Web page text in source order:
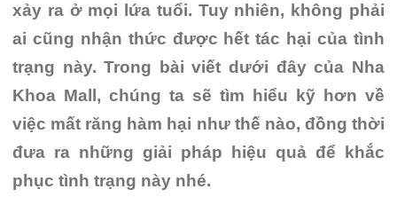
xảy ra ở mọi lứa tuổi. Tuy nhiên, không phải
ai cũng nhận thức được hết tác hại của tình
trạng này. Trong bài viết dưới đây của Nha
Khoa Mall, chúng ta sẽ tìm hiểu kỹ hơn về
việc mất răng hàm hại như thế nào, đồng thời
đưa ra những giải pháp hiệu quả để khắc
phục tình trạng này nhé.